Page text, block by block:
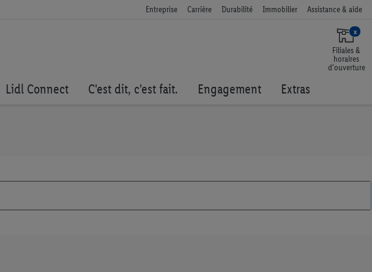
Entreprise Carrière Durabilité Immobilier Assistance & aide
x
Filiales &
horaires
d'ouverture
Lidl Connect C'est dit, c'est fait. Engagement Extras